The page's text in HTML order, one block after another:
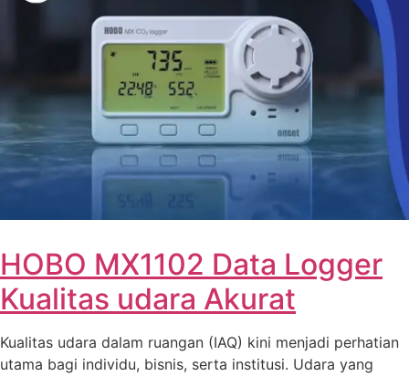
HOBO MX1102 Data Logger
Kualitas udara Akurat
Kualitas udara dalam ruangan (IAQ) kini menjadi perhatian
utama bagi individu, bisnis, serta institusi. Udara yang